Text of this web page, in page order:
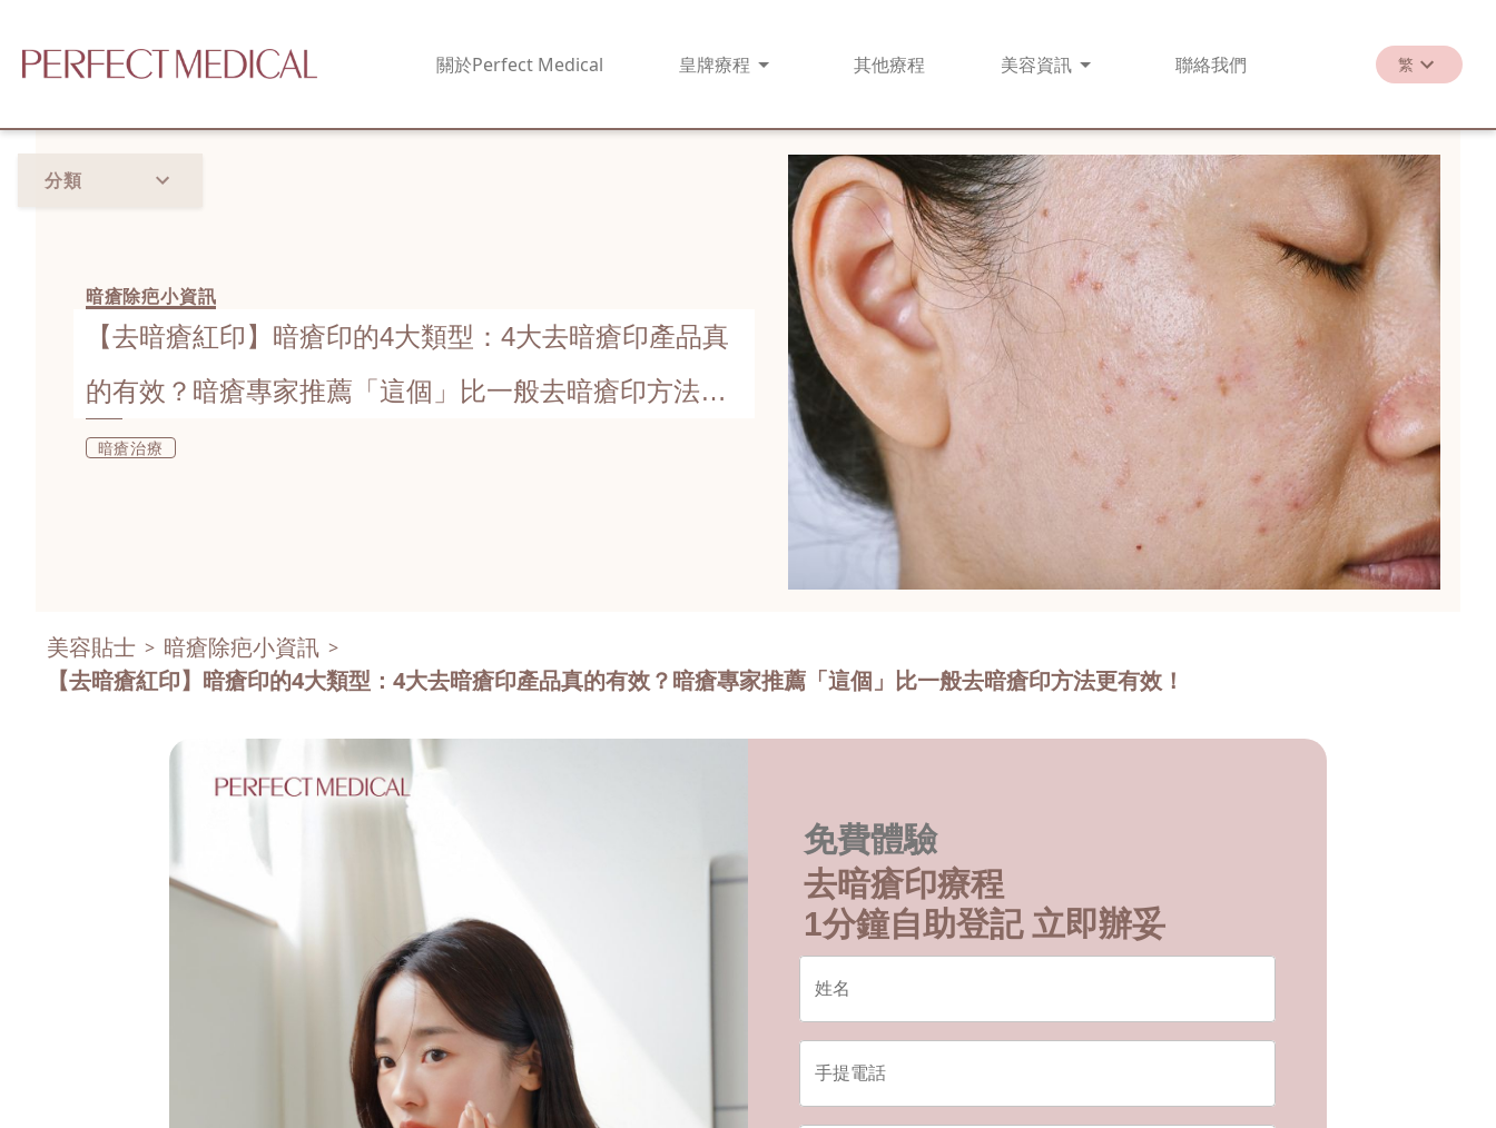
關於Perfect Medical 皇牌療程 其他療程 美容資訊 聯絡我們 繁
繁
EN
分類
暗瘡除疤小資訊
【去暗瘡紅印】暗瘡印的4大類型：4大去暗瘡印產品真
的有效？暗瘡專家推薦「這個」比一般去暗瘡印方法更
有效！
暗瘡治療
美容貼士 > 暗瘡除疤小資訊 >
【去暗瘡紅印】暗瘡印的4大類型：4大去暗瘡印產品真的有效？暗瘡專家推薦「這個」比一般去暗瘡印方法更有效！
免費體驗
去暗瘡印療程
1分鐘自助登記 立即辦妥